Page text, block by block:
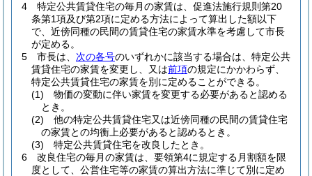
4
特定公共賃貸住宅の毎月の家賃は、促進法施行規則第20
条第1項及び第2項に定める方法によって算出した額以下
で、近傍同種の民間の賃貸住宅の家賃水準を考慮して市長
が定める。
5
市長は、 次の各号のいずれかに該当する場合は、特定公共
賃貸住宅の家賃を変更し、又は前項の規定にかかわらず、
特定公共賃貸住宅の家賃を別に定めることができる。
(1)
物価の変動に伴い家賃を変更する必要があると認める
とき。
(2)
他の特定公共賃貸住宅又は近傍同種の民間の賃貸住宅
の家賃との均衡上必要があると認めるとき。
(3)
特定公共賃貸住宅を改良したとき。
6
改良住宅の毎月の家賃は、要領第4に規定する月割額を限
度として、公営住宅等の家賃の算出方法に準じて別に定め